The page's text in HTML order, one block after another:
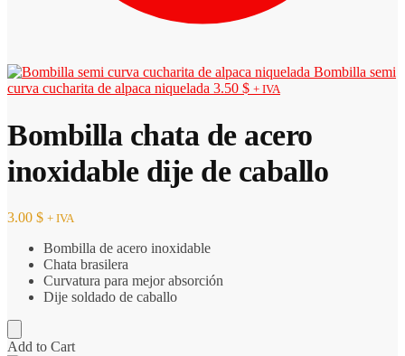
Bombilla semi
curva cucharita de alpaca niquelada 3.50 $ + IVA
Bombilla chata de acero
inoxidable dije de caballo
3.00 $ + IVA
Bombilla de acero inoxidable
Chata brasilera
Curvatura para mejor absorción
Dije soldado de caballo
Add to Cart